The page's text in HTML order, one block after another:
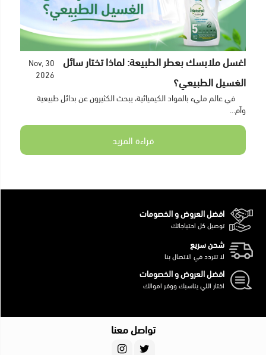
اغسل ملابسك بعطر الطبيعة: لماذا تختار سائل
الغسيل الطبيعي؟
30 Nov,
2026
في عالم مليء بالمواد الكيميائية، يبحث الكثيرون عن بدائل طبيعية
وآم...
قراءة المزيد
افضل العروض و الخصومات
توصيل كل احتياجاتك
شحن سريع
لا تتردد في الاتصال بنا
افضل العروض و الخصومات
اختار اللي يناسبك ووفر اموالك
تواصل معنا